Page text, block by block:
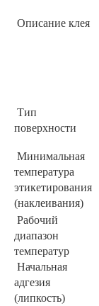
Описание клея
Тип
поверхности
Минимальная
температура
этикетирования
(наклеивания)
Рабочий
диапазон
температур
Начальная
адгезия
(липкость)